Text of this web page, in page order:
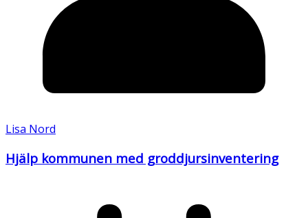
Lisa Nord
Hjälp kommunen med groddjursinventering